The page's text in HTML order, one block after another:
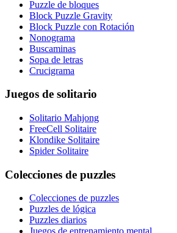
Puzzle de bloques
Block Puzzle Gravity
Block Puzzle con Rotación
Nonograma
Buscaminas
Sopa de letras
Crucigrama
Juegos de solitario
Solitario Mahjong
FreeCell Solitaire
Klondike Solitaire
Spider Solitaire
Colecciones de puzzles
Colecciones de puzzles
Puzzles de lógica
Puzzles diarios